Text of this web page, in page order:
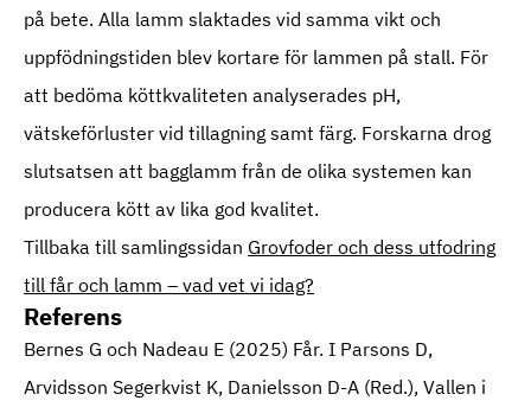
på bete. Alla lamm slaktades vid samma vikt och
uppfödningstiden blev kortare för lammen på stall. För
att bedöma köttkvaliteten analyserades pH,
vätskeförluster vid tillagning samt färg. Forskarna drog
slutsatsen att bagglamm från de olika systemen kan
producera kött av lika god kvalitet.
Tillbaka till samlingssidan Grovfoder och dess utfodring
till får och lamm – vad vet vi idag?
Referens
Bernes G och Nadeau E (2025) Får. I Parsons D,
Arvidsson Segerkvist K, Danielsson D-A (Red.), Vallen i